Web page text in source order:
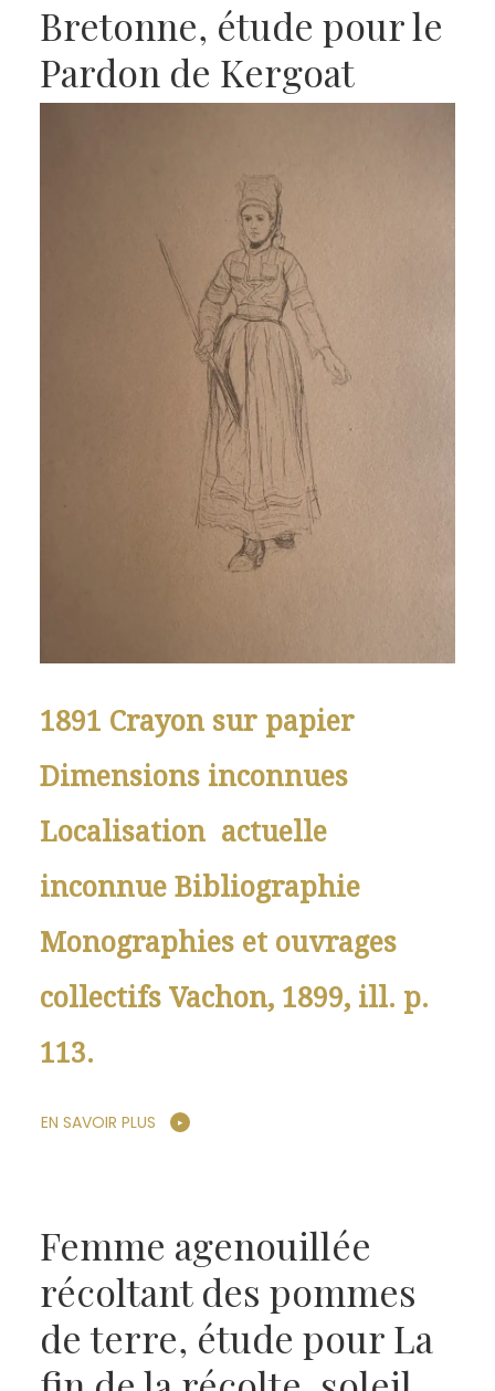
Bretonne, étude pour le
Pardon de Kergoat
1891 Crayon sur papier
Dimensions inconnues
Localisation actuelle
inconnue Bibliographie
Monographies et ouvrages
collectifs Vachon, 1899, ill. p.
113.
EN SAVOIR PLUS
Femme agenouillée
récoltant des pommes
de terre, étude pour La